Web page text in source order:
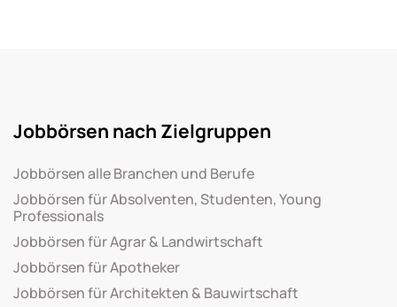
Jobbörsen nach Zielgruppen
Jobbörsen alle Branchen und Berufe
Jobbörsen für Absolventen, Studenten, Young
Professionals
Jobbörsen für Agrar & Landwirtschaft
Jobbörsen für Apotheker
Jobbörsen für Architekten & Bauwirtschaft